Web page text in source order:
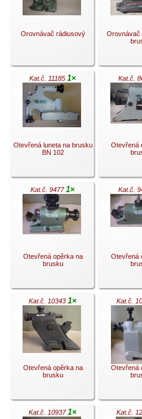
Orovnávač rádiusový
.
Orovnávač
.
Kat.č. 11185 1×
Otevřená luneta na brusku
BN 102
.
Kat.č.
Otevřená
Kat.č. 94771×
Otevřená opěrka na
brusku
.
Kat.č.
Otevřená
.
Kat.č. 10343 1×
Otevřená opěrka na
brusku
Kat.č.
Otevřená
Kat.č. 109371× Kat.č.